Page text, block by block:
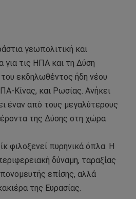
γεωπολιτική και
για τις ΗΠΑ και τη Δύση
του εκδηλωθέντος ήδη νέου
Κίνας, και Ρωσίας. Ανήκει
έναν από τους μεγαλύτερους
της Δύσης στη χώρα
φιλοξενεί πυρηνικά όπλα. Η
δύναμη, ταραξίας
επίσης, αλλά
της Ευρασίας.